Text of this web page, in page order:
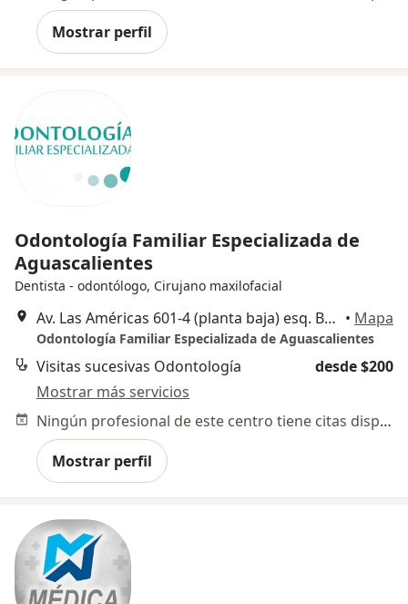
Mostrar perfil
Odontología Familiar Especializada de
Aguascalientes
Dentista - odontólogo, Cirujano maxilofacial
Av. Las Américas 601-4 (planta baja) esq. Brasilia, Aguascalientes • Mapa
Odontología Familiar Especializada de Aguascalientes
Visitas sucesivas Odontología
desde $200
Mostrar más servicios
Ningún profesional de este centro tiene citas disponibles
Mostrar perfil